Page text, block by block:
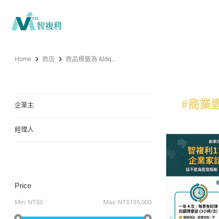
You are here:
Home 商店 商品標籤為 &ldq…
企業主
經理人
Price
Min: NT$0 Max: NT$135,000
#商業